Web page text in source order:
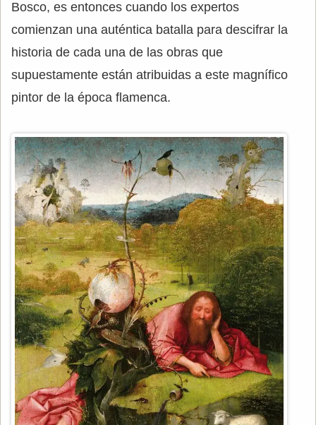
Bosco, es entonces cuando los expertos
comienzan una auténtica batalla para descifrar la
historia de cada una de las obras que
supuestamente están atribuidas a este magnífico
pintor de la época flamenca.